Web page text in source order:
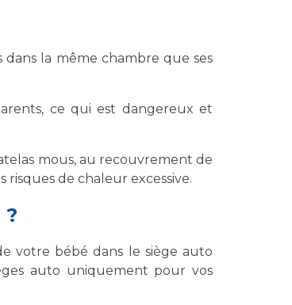
la même chambre que ses
ce qui est dangereux et
mous, au recouvrement de
de chaleur excessive.
votre bébé dans le siège auto
auto uniquement pour vos